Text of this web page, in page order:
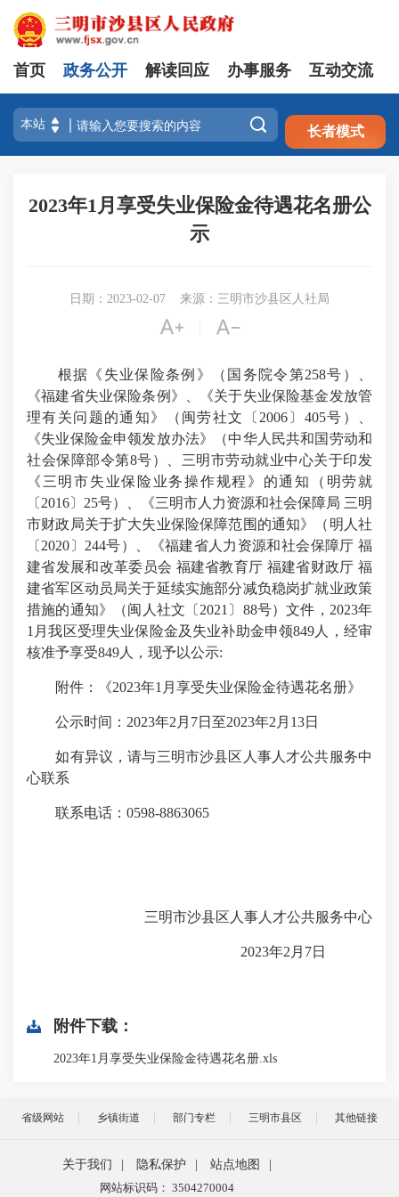
注册 登录
首页 政务公开 解读回应 办事服务 互动交流
 长者模式
2023年1月享受失业保险金待遇花名册公
示
日期：2023-02-07 来源：三明市沙县区人社局
 
根据《失业保险条例》（国务院令第258号）、
《福建省失业保险条例》、《关于失业保险基金发放管
理有关问题的通知》（闽劳社文〔2006〕405号）、
《失业保险金申领发放办法》（中华人民共和国劳动和
社会保障部令第8号）、三明市劳动就业中心关于印发
《三明市失业保险业务操作规程》的通知（明劳就
〔2016〕25号）、《三明市人力资源和社会保障局 三明
市财政局关于扩大失业保险保障范围的通知》（明人社
〔2020〕244号）、《福建省人力资源和社会保障厅 福
建省发展和改革委员会 福建省教育厅 福建省财政厅 福
建省军区动员局关于延续实施部分减负稳岗扩就业政策
措施的通知》（闽人社文〔2021〕88号）文件，2023年
1月我区受理失业保险金及失业补助金申领849人，经审
核准予享受849人，现予以公示:
附件：《2023年1月享受失业保险金待遇花名册》
公示时间：2023年2月7日至2023年2月13日
如有异议，请与三明市沙县区人事人才公共服务中
心联系
联系电话：0598-8863065
三明市沙县区人事人才公共服务中心
2023年2月7日
附件下载：
2023年1月享受失业保险金待遇花名册.xls
省级网站 乡镇街道 部门专栏 三明市县区 其他链接
关于我们 隐私保护 站点地图
网站标识码： 3504270004